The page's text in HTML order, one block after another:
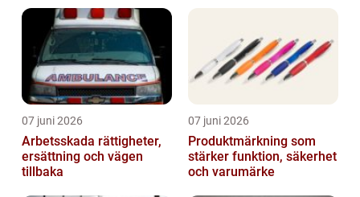
07 juni 2026
Arbetsskada rättigheter,
ersättning och vägen
tillbaka
07 juni 2026
Produktmärkning som
stärker funktion, säkerhet
och varumärke